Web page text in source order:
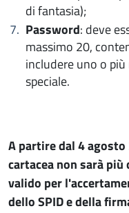
di fantasia);
Password: deve
massimo 20,
includere uno o
speciale.
A partire dal 4
cartacea non sarà
valido per
dello SPID e della